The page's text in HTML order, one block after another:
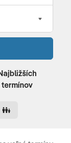
termínov